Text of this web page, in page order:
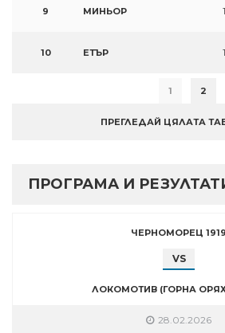
9 МИНЬОР
10 ЕТЪР
1 2
ПРЕГЛЕДАЙ ЦЯЛАТА
ПРОГРАМА И
ЧЕРНОМОРЕЦ 1919
VS
ЛОКОМОТИВ (ГОРНА
28.02.2026